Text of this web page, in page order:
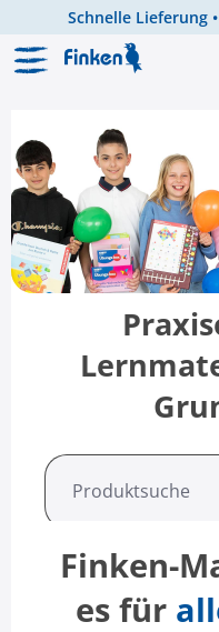
Zum Hauptinhalt
Schnelle Lieferung
Finken-
es für